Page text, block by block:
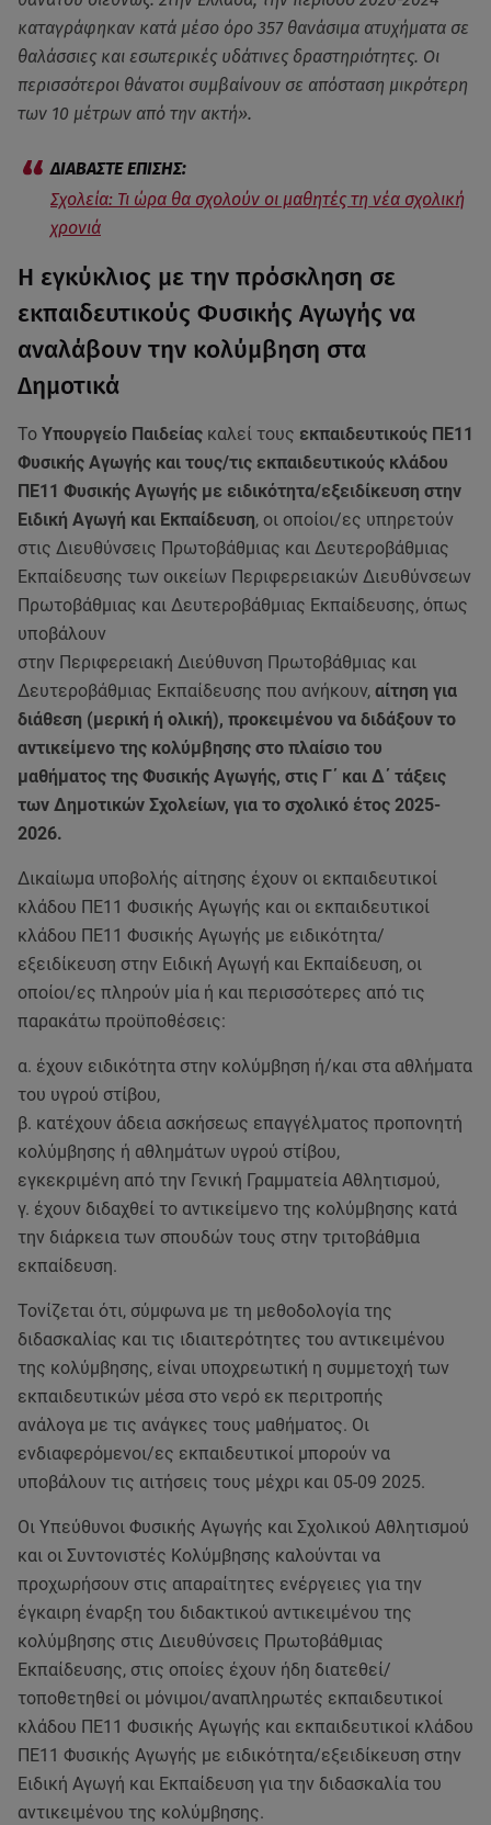
καταγράφηκαν κατά μέσο όρο 357 θανάσιμα ατυχήματα σε
θαλάσσιες και εσωτερικές υδάτινες δραστηριότητες. Οι
περισσότεροι θάνατοι συμβαίνουν σε απόσταση μικρότερη
των 10 μέτρων από την ακτή».
Σχολεία: Τι ώρα θα σχολούν οι μαθητές τη νέα σχολική
χρονιά
Η εγκύκλιος με την πρόσκληση σε
εκπαιδευτικούς Φυσικής Αγωγής να
αναλάβουν την κολύμβηση στα
Δημοτικά
Το Υπουργείο Παιδείας καλεί τους εκπαιδευτικούς ΠΕ11
Φυσικής Αγωγής και τους/τις εκπαιδευτικούς κλάδου
ΠΕ11 Φυσικής Αγωγής με ειδικότητα/εξειδίκευση στην
Ειδική Αγωγή και Εκπαίδευση, οι οποίοι/ες υπηρετούν
στις Διευθύνσεις Πρωτοβάθμιας και Δευτεροβάθμιας
Εκπαίδευσης των οικείων Περιφερειακών Διευθύνσεων
Πρωτοβάθμιας και Δευτεροβάθμιας Εκπαίδευσης, όπως
υποβάλουν
στην Περιφερειακή Διεύθυνση Πρωτοβάθμιας και
Δευτεροβάθμιας Εκπαίδευσης που ανήκουν, αίτηση για
διάθεση (μερική ή ολική), προκειμένου να διδάξουν το
αντικείμενο της κολύμβησης στο πλαίσιο του
μαθήματος της Φυσικής Αγωγής, στις Γ΄ και Δ΄ τάξεις
των Δημοτικών Σχολείων, για το σχολικό έτος 2025-
2026.
Δικαίωμα υποβολής αίτησης έχουν οι εκπαιδευτικοί
κλάδου ΠΕ11 Φυσικής Αγωγής και οι εκπαιδευτικοί
κλάδου ΠΕ11 Φυσικής Αγωγής με ειδικότητα/
εξειδίκευση στην Ειδική Αγωγή και Εκπαίδευση, οι
οποίοι/ες πληρούν μία ή και περισσότερες από τις
παρακάτω προϋποθέσεις:
α. έχουν ειδικότητα στην κολύμβηση ή/και στα αθλήματα
του υγρού στίβου,
β. κατέχουν άδεια ασκήσεως επαγγέλματος προπονητή
κολύμβησης ή αθλημάτων υγρού στίβου,
εγκεκριμένη από την Γενική Γραμματεία Αθλητισμού,
γ. έχουν διδαχθεί το αντικείμενο της κολύμβησης κατά
την διάρκεια των σπουδών τους στην τριτοβάθμια
εκπαίδευση.
Τονίζεται ότι, σύμφωνα με τη μεθοδολογία της
διδασκαλίας και τις ιδιαιτερότητες του αντικειμένου
της κολύμβησης, είναι υποχρεωτική η συμμετοχή των
εκπαιδευτικών μέσα στο νερό εκ περιτροπής
ανάλογα με τις ανάγκες τους μαθήματος. Οι
ενδιαφερόμενοι/ες εκπαιδευτικοί μπορούν να
υποβάλουν τις αιτήσεις τους μέχρι και 05-09 2025.
Οι Υπεύθυνοι Φυσικής Αγωγής και Σχολικού Αθλητισμού
και οι Συντονιστές Κολύμβησης καλούνται να
προχωρήσουν στις απαραίτητες ενέργειες για την
έγκαιρη έναρξη του διδακτικού αντικειμένου της
κολύμβησης στις Διευθύνσεις Πρωτοβάθμιας
Εκπαίδευσης, στις οποίες έχουν ήδη διατεθεί/
τοποθετηθεί οι μόνιμοι/αναπληρωτές εκπαιδευτικοί
κλάδου ΠΕ11 Φυσικής Αγωγής και εκπαιδευτικοί κλάδου
ΠΕ11 Φυσικής Αγωγής με ειδικότητα/εξειδίκευση στην
Ειδική Αγωγή και Εκπαίδευση για την διδασκαλία του
αντικειμένου της κολύμβησης.